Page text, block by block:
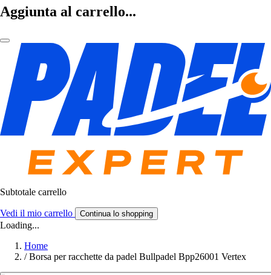
Aggiunta al carrello...
Subtotale carrello
Vedi il mio carrello Continua lo shopping
Loading...
Home
/ Borsa per racchette da padel Bullpadel Bpp26001 Vertex